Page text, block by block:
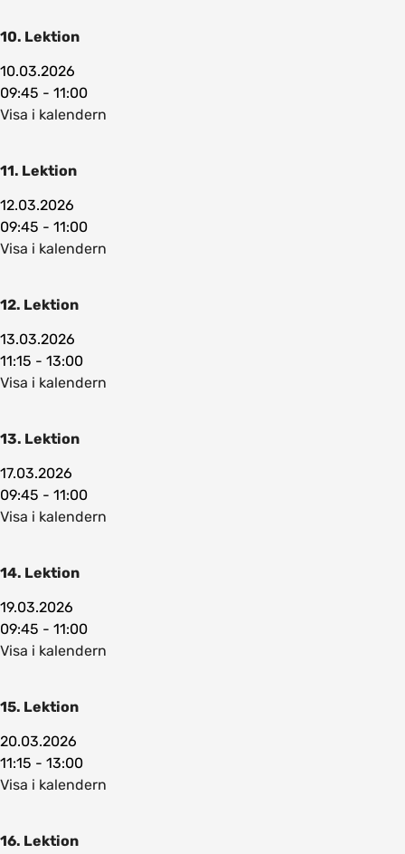
10. Lektion
10.03.2026
09:45 - 11:00
Visa i kalendern
11. Lektion
12.03.2026
09:45 - 11:00
Visa i kalendern
12. Lektion
13.03.2026
11:15 - 13:00
Visa i kalendern
13. Lektion
17.03.2026
09:45 - 11:00
Visa i kalendern
14. Lektion
19.03.2026
09:45 - 11:00
Visa i kalendern
15. Lektion
20.03.2026
11:15 - 13:00
Visa i kalendern
16. Lektion